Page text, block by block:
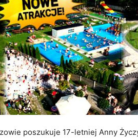
poszukuje 17-letniej Anny